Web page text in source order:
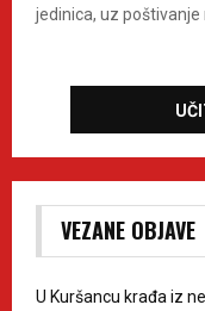
jedinica, uz poštivanje
VEZANE OBJAVE
U Kuršancu krađa iz